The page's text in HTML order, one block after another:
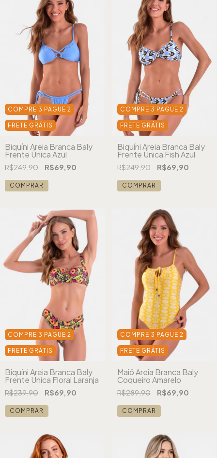
COMPRE 3 PAGUE 2
FRETE GRÁTIS
Biquíni Areia Branca Baly
Frente Única Azul
R$249,90 R$69,90
COMPRAR
COMPRE 3 PAGUE 2
FRETE GRÁTIS
Biquíni Areia Branca Baly
Frente Única Fish Azul
R$249,90 R$69,90
COMPRAR
COMPRE 3 PAGUE 2
FRETE GRÁTIS
Biquíni Areia Branca Baly
Frente Única Floral Laranja
R$239,90 R$69,90
COMPRAR
COMPRE 3 PAGUE 2
FRETE GRÁTIS
Maiô Areia Branca Baly
Coqueiro Amarelo
R$289,90 R$69,90
COMPRAR